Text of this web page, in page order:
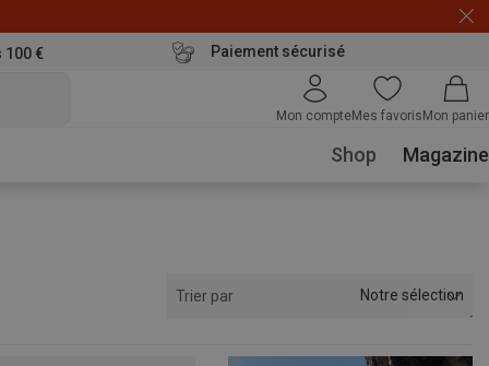
100 € Paiement sécurisé
Mon compteMes favoris Mon panier
Shop Magazine
Trier par Notre sélection